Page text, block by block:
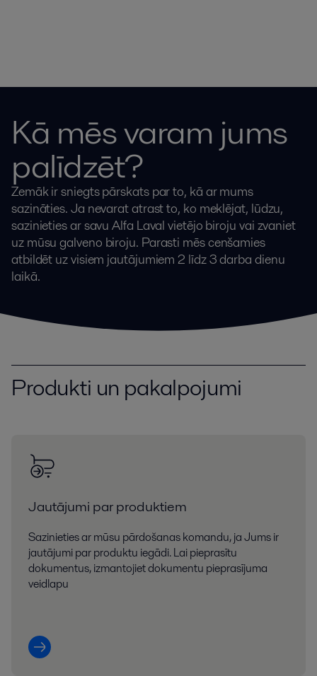
Kā mēs varam jums
palīdzēt?
Zemāk ir sniegts pārskats par to, kā ar mums
sazināties. Ja nevarat atrast to, ko meklējat, lūdzu,
sazinieties ar savu Alfa Laval vietējo biroju vai zvaniet
uz mūsu galveno biroju. Parasti mēs cenšamies
atbildēt uz visiem jautājumiem 2 līdz 3 darba dienu
laikā.
Produkti un pakalpojumi
Jautājumi par produktiem
Sazinieties ar mūsu pārdošanas komandu, ja Jums ir
jautājumi par produktu iegādi. Lai pieprasītu
dokumentus, izmantojiet dokumentu pieprasījuma
veidlapu